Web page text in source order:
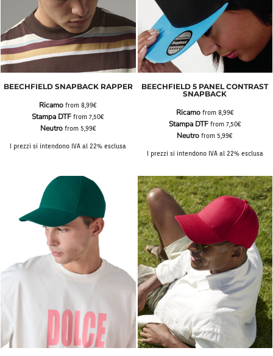
BEECHFIELD SNAPBACK RAPPER
Ricamo from8,99€
Stampa DTF from7,50€
Neutrofrom 5,99€
I prezzi si intendono IVA al 22% esclusa
BEECHFIELD 5 PANEL CONTRAST
SNAPBACK
Ricamofrom 8,99€
Stampa DTFfrom 7,50€
Neutro from5,99€
I prezzi si intendono IVA al 22% esclusa